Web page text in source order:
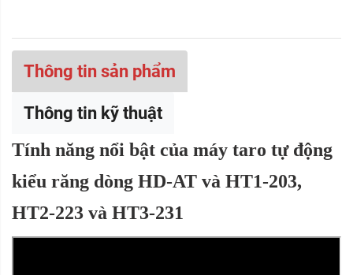
Thông tin sản phẩm
Thông tin kỹ thuật
Tính năng nổi bật của máy taro tự động
kiểu răng dòng HD-AT và HT1-203,
HT2-223 và HT3-231